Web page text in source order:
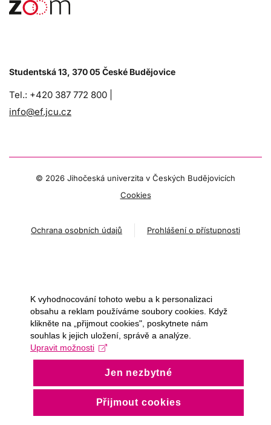
Studentská 13, 370 05 České Budějovice
Tel.: +420 387 772 800 |
info@ef.jcu.cz
© 2026 Jihočeská univerzita v Českých Budějovicích
Cookies
Ochrana osobních údajů Prohlášení o přístupnosti
K vyhodnocování tohoto webu a k personalizaci
obsahu a reklam používáme soubory cookies. Když
klikněte na „přijmout cookies", poskytnete nám
souhlas k jejich uložení, správě a analýze.
Upravit možnosti
Jen nezbytné
Přijmout cookies